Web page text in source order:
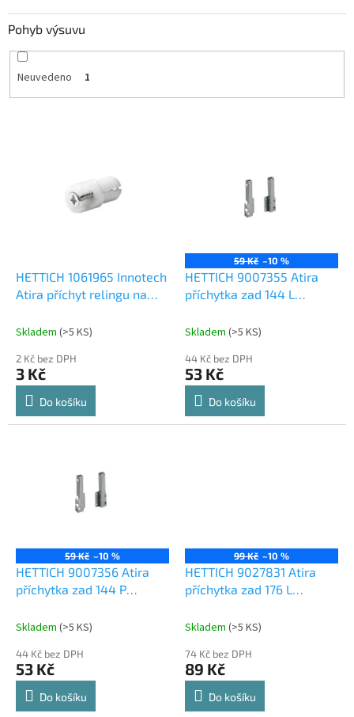
Pohyb výsuvu
Neuvedeno 1
HETTICH 1061965 Innotech
Atira příchyt relingu na
pouzdrem
Skladem (>5 KS)
2 Kč bez DPH
3 Kč
Do košíku
59 Kč –10 %
HETTICH 9007355 Atira
příchytka zad 144 L
Skladem (>5 KS)
44 Kč bez DPH
53 Kč
Do košíku
59 Kč –10 %
HETTICH 9007356 Atira
příchytka zad 144 P
Skladem (>5 KS)
44 Kč bez DPH
53 Kč
Do košíku
99 Kč –10 %
HETTICH 9027831 Atira
příchytka zad 176 L
Skladem (>5 KS)
74 Kč bez DPH
89 Kč
Do košíku